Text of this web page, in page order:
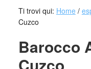
Ti trovi qui: Home /
Cuzco
Barocco